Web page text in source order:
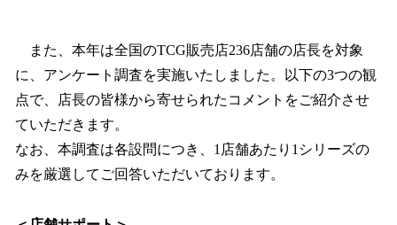
また、本年は全国のTCG販売店236店舗の店長を対象
に、アンケート調査を実施いたしました。以下の3つの観
点で、店長の皆様から寄せられたコメントをご紹介させ
ていただきます。
なお、本調査は各設問につき、1店舗あたり1シリーズの
みを厳選してご回答いただいております。